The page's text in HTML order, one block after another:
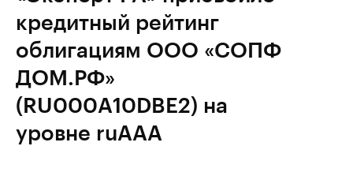
кредитный рейтинг
облигациям ООО «СОПФ
ДОМ.РФ»
(RU000A10DBE2) на
уровне ruAAA